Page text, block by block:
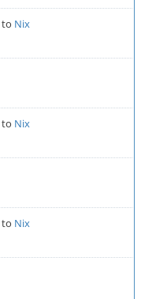
to Nix
to Nix
to Nix